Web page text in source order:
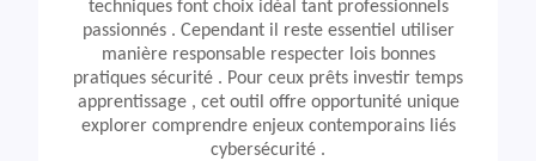
techniques font choix idéal tant professionnels
passionnés . Cependant il reste essentiel utiliser
manière responsable respecter lois bonnes
pratiques sécurité . Pour ceux prêts investir temps
apprentissage , cet outil offre opportunité unique
explorer comprendre enjeux contemporains liés
cybersécurité .